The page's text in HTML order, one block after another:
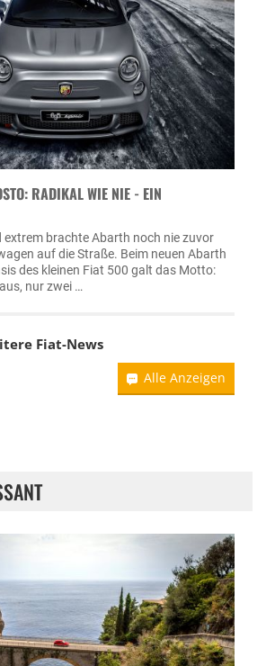
RADIKAL WIE NIE - EIN
extrem brachte Abarth noch nie zuvor
auf die Straße. Beim neuen Abarth
des kleinen Fiat 500 galt das Motto:
nur zwei …
Fiat-News
Alle Anzeigen